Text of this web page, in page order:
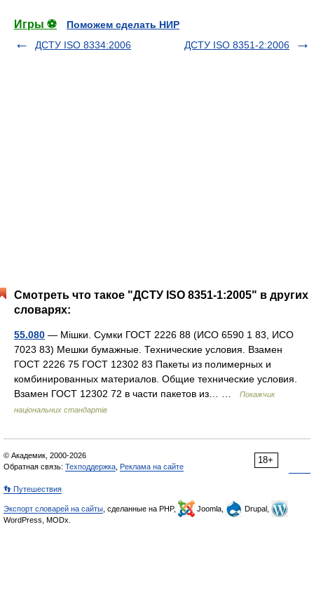
Игры ⚽
Поможем сделать НИР
ДСТУ ISO 8334:2006
ДСТУ ISO 8351-2:2006
Смотреть что такое "ДСТУ ISO 8351-1:2005" в других
словарях:
55.080 — Мішки. Сумки ГОСТ 2226 88 (ИСО 6590 1 83, ИСО
7023 83) Мешки бумажные. Технические условия. Взамен
ГОСТ 2226 75 ГОСТ 12302 83 Пакеты из полимерных и
комбинированных материалов. Общие технические условия.
Взамен ГОСТ 12302 72 в части пакетов из… …
Покажчик
національних стандартів
18+
© Академик, 2000-2026
Обратная связь: Техподдержка Реклама на сайте
👣 Путешествия
Экспорт словарей на сайты , сделанные на PHP, Joomla,
Drupal,
WordPress, MODx.